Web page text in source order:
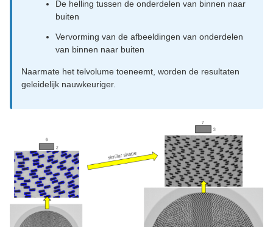
De helling tussen de onderdelen van binnen naar
buiten
Vervorming van de afbeeldingen van onderdelen
van binnen naar buiten
Naarmate het telvolume toeneemt, worden de resultaten
geleidelijk nauwkeuriger.